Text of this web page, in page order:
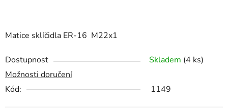
Matice sklíčidla ER-16 M22x1
Dostupnost Skladem (4 ks)
Možnosti doručení
Kód:
1149